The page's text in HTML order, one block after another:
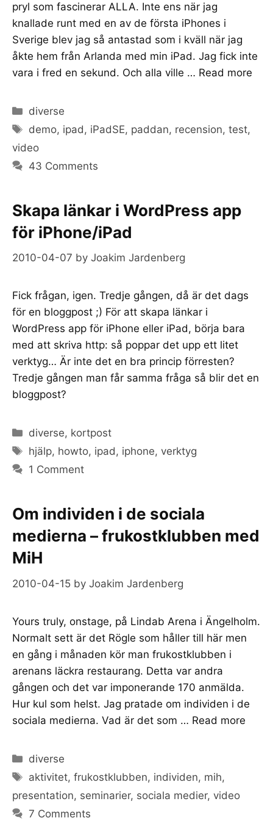
pryl som fascinerar ALLA. Inte ens när jag
knallade runt med en av de första iPhones i
Sverige blev jag så antastad som i kväll när jag
åkte hem från Arlanda med min iPad. Jag fick inte
vara i fred en sekund. Och alla ville … Read more
Categories
diverse
Tags
demo, ipad , iPadSE, paddan, recension,test,
video
43 Comments
Skapa länkar i WordPress app
för iPhone/iPad
2010-04-07 by Joakim Jardenberg
Fick frågan, igen. Tredje gången, då är det dags
för en bloggpost ;) För att skapa länkar i
WordPress app för iPhone eller iPad, börja bara
med att skriva http: så poppar det upp ett litet
verktyg… Är inte det en bra princip förresten?
Tredje gången man får samma fråga så blir det en
bloggpost?
Categories
diverse, kortpost
Tags
hjälp, howto, ipad, iphone,verktyg
1 Comment
Om individen i de sociala
medierna – frukostklubben med
MiH
2010-04-15 by Joakim Jardenberg
Yours truly, onstage, på Lindab Arena i Ängelholm.
Normalt sett är det Rögle som håller till här men
en gång i månaden kör man frukostklubben i
arenans läckra restaurang. Detta var andra
gången och det var imponerande 170 anmälda.
Hur kul som helst. Jag pratade om individen i de
sociala medierna. Vad är det som … Read more
Categories
diverse
Tags
aktivitet,frukostklubben, individen, mih,
presentation, seminarier, sociala medier, video
7 Comments